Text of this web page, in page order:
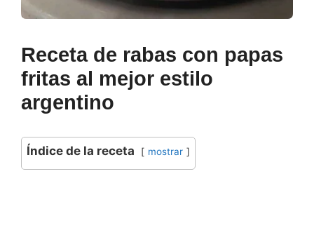
Receta de rabas con papas
fritas al mejor estilo
argentino
Índice de la receta mostrar